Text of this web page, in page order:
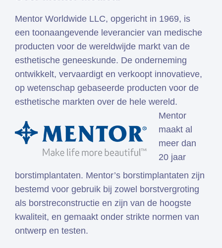
PhysicsAI
Femto is Expert Partner van
Siemens
Mentor Worldwide LLC, opgericht in 1969, is
een toonaangevende leverancier van medische
producten voor de wereldwijde markt van de
esthetische geneeskunde. De onderneming
ontwikkelt, vervaardigt en verkoopt innovatieve,
op wetenschap gebaseerde producten voor de
esthetische markten over de hele wereld.
Mentor
maakt al
meer dan
20 jaar
borstimplantaten. Mentor’s borstimplantaten zijn
bestemd voor gebruik bij zowel borstvergroting
als borstreconstructie en zijn van de hoogste
kwaliteit, en gemaakt onder strikte normen van
ontwerp en testen.